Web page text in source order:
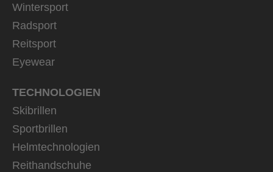
Wintersport
Radsport
Reitsport
Eyewear
TECHNOLOGIEN
Skibrillen
Sportbrillen
Helmtechnologien
Reithandschuhe